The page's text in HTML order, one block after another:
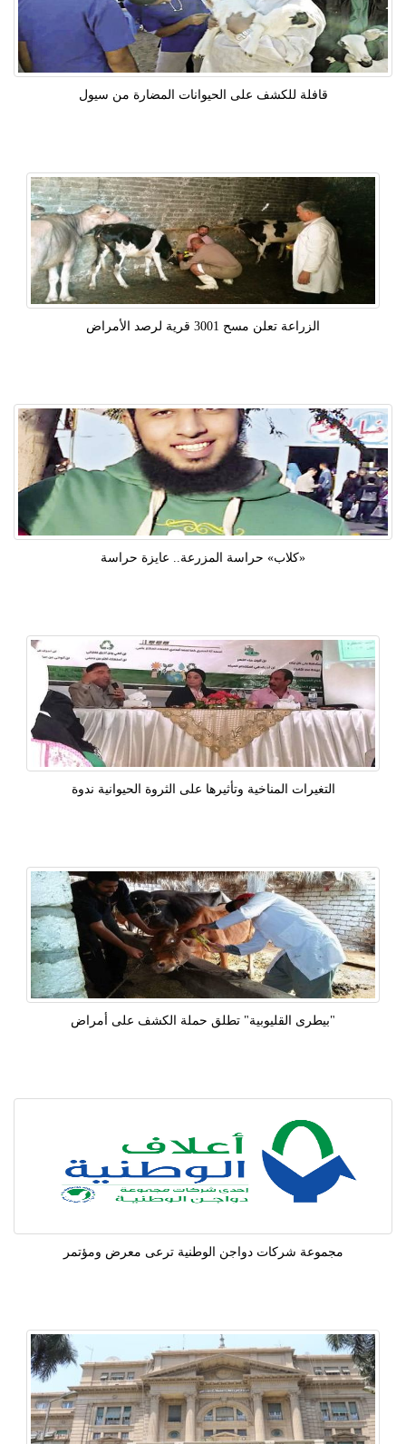
قافلة للكشف على الحيوانات المضارة من سيول
الزراعة تعلن مسح 3001 قرية لرصد الأمراض
«كلاب» حراسة المزرعة.. عايزة حراسة
التغيرات المناخية وتأثيرها على الثروة الحيوانية ندوة
"بيطرى القليوبية" تطلق حملة الكشف على أمراض
مجموعة شركات دواجن الوطنية ترعى معرض ومؤتمر